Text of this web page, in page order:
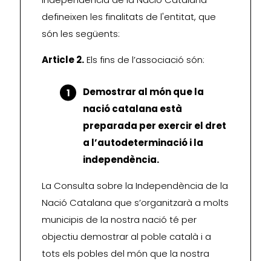
defineixen les finalitats de l'entitat, que
són les següents:
Article 2.Els fins de l’associació són:
Demostrar al món que la
nació catalana està
preparada per exercir el dret
a l’autodeterminació i la
independència.
La Consulta sobre la Independència de la
Nació Catalana que s’organitzarà a molts
municipis de la nostra nació té per
objectiu demostrar al poble català i a
tots els pobles del món que la nostra